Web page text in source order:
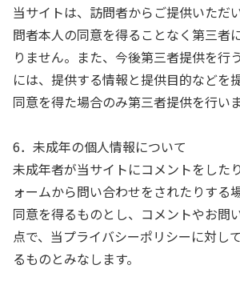
当サイトは、訪問者からご提供いただ
問者本人の同意を得ることなく第三者
りません。また、今後第三者提供を行
には、提供する情報と提供目的などを
同意を得た場合のみ第三者提供を行いま
6．未成年の個人情報について
未成年者が当サイトにコメントをした
ォームから問い合わせをされたりする
同意を得るものとし、コメントやお問
点で、当プライバシーポリシーに対し
るものとみなします。